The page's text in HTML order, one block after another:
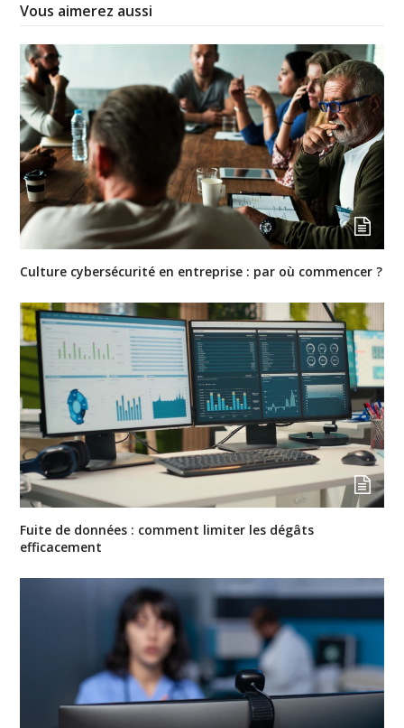
Vous aimerez aussi
Culture cybersécurité en entreprise : par où commencer ?
Fuite de données : comment limiter les dégâts
efficacement